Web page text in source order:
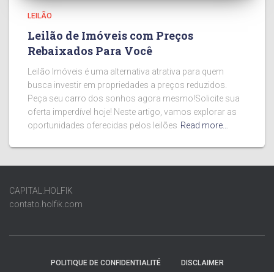
LEILÃO
Leilão de Imóveis com Preços
Rebaixados Para Você
Leilão Imóveis é uma alternativa atrativa para quem
busca investir em propriedades a preços reduzidos.
Peça seu carro dos sonhos agora mesmo!Solicite sua
oferta imperdível hoje! Neste artigo, vamos explorar as
oportunidades oferecidas pelos leilões Read more…
CAPITAL.HOLFIK
contato.holfik.com
POLITIQUE DE CONFIDENTIALITÉ DISCLAIMER